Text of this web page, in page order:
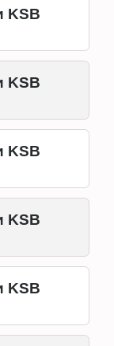
KSB
KSB
KSB
KSB
KSB